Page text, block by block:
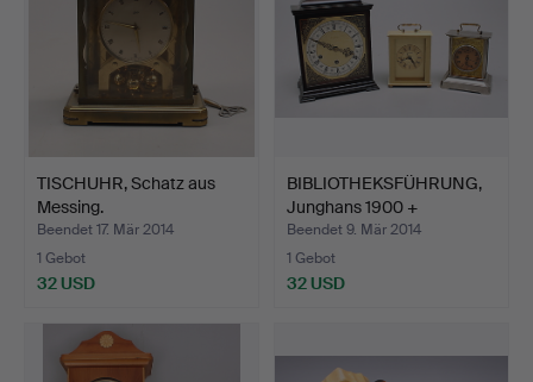
TISCHUHR, Schatz aus
Messing.
Beendet 17. Mär 2014
1 Gebot
32 USD
BIBLIOTHEKSFÜHRUNG,
Junghans 1900 +
RESEUR…
Beendet 9. Mär 2014
1 Gebot
32 USD